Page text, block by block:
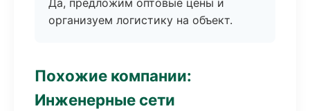
Да, предложим оптовые цены и
организуем логистику на объект.
Похожие компании:
Инженерные сети